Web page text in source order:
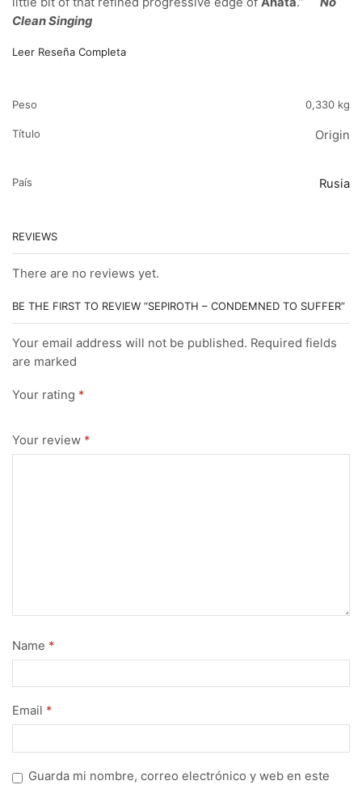
Clean Singing
Leer Reseña Completa
Peso 0,330 kg
Título Origin
País Rusia
REVIEWS
There are no reviews yet.
BE THE FIRST TO REVIEW “SEPIROTH – CONDEMNED TO SUFFER”
Your email address will not be published. Required fields
are marked
Your rating *
Your review *
Name *
Email *
Guarda mi nombre, correo electrónico y web en este